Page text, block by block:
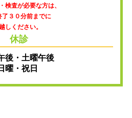
検査が必要な方は、
了３０分前までに
しください。
休診
後・土曜午後
曜・祝日